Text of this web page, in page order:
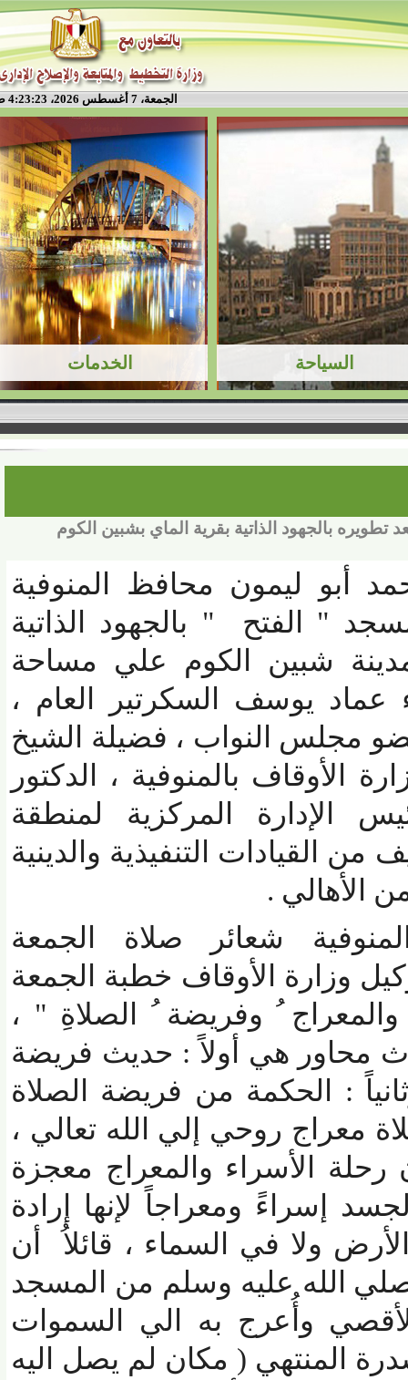
الجمعة، 7 أغسطس 2026، 4:23:24 ص
بالجهود الذاتية بقرية الماي بشبين الكوم
أبو ليمون محافظ المنوفية
" الفتح " بالجهود الذاتية
شبين الكوم علي مساحة
عماد يوسف السكرتير العام ،
مجلس النواب ، فضيلة الشيخ
بالمنوفية ، الدكتور
الإدارة المركزية لمنطقة
القيادات التنفيذية والدينية
ي .
شعائر صلاة الجمعة
وزارة الأوقاف خطبة الجمعة
وفريضة ُ الصلاةِ " ،
محاور هي أولاً : حديث فريضة
: الحكمة من فريضة الصلاة
معراج روحي إلي الله تعالي ،
الأسراء والمعراج معجزة
إسراءً ومعراجاً لإنها إرادة
ولا في السماء ، قائلاُ أن
الله عليه وسلم من المسجد
وأُعرج به الي السموات
( مكان لم يصل اليه